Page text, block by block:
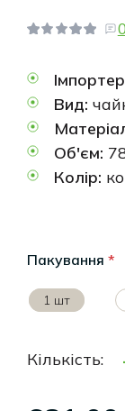
0
Вид:
Об'єм:
Колір:
Пакування *
1 шт
Кількість: